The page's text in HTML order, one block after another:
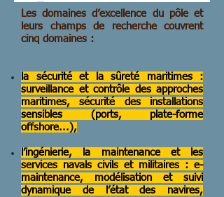
Les domaines d’excellence du pôle et
leurs champs de recherche couvrent
cinq domaines :
la sécurité et la sûreté maritimes :
surveillance et contrôle des approches
maritimes, sécurité des installations
sensibles (ports, plate-forme
offshore...),
l’ingénierie, la maintenance et les
services navals civils et militaires : e-
maintenance, modélisation et suivi
dynamique de l’état des navires,